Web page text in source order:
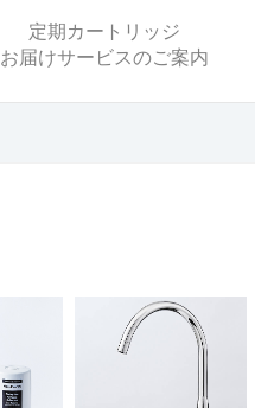
定期カートリッジ
お届けサービスのご案内